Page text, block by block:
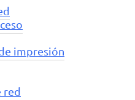
impresión
red